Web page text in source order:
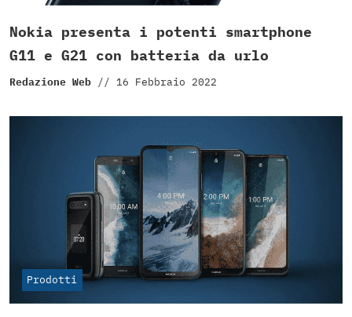
Nokia presenta i potenti smartphone
G11 e G21 con batteria da urlo
Redazione Web // 16 Febbraio 2022
Prodotti